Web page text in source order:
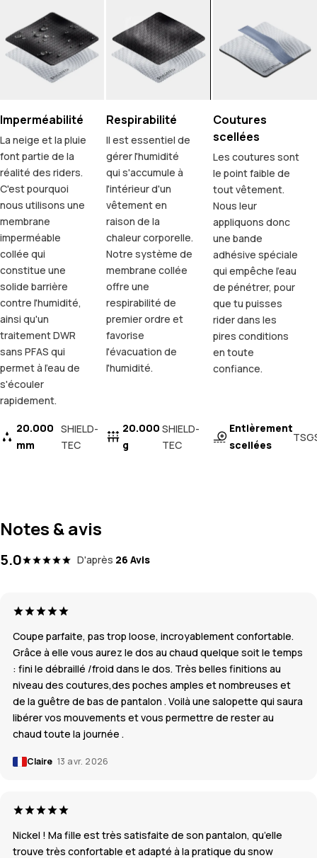
Imperméabilité
La neige et la pluie
font partie de la
réalité des riders.
C'est pourquoi
nous utilisons une
membrane
imperméable
collée qui
constitue une
solide barrière
contre l'humidité,
ainsi qu'un
traitement DWR
sans PFAS qui
permet à l'eau de
s'écouler
rapidement.
20.000
mm
SHIELD-
TEC
Respirabilité
Il est essentiel de
gérer l'humidité
qui s'accumule à
l'intérieur d'un
vêtement en
raison de la
chaleur corporelle.
Notre système de
membrane collée
offre une
respirabilité de
premier ordre et
favorise
l'évacuation de
l'humidité.
20.000
g
SHIELD-
TEC
Coutures
scellées
Les coutures sont
le point faible de
tout vêtement.
Nous leur
appliquons donc
une bande
adhésive spéciale
qui empêche l'eau
de pénétrer, pour
que tu puisses
rider dans les
pires conditions
en toute
confiance.
Entièrement
scellées
Notes & avis
5.0 D'après 26 Avis
Coupe parfaite, pas trop loose, incroyablement confortable.
Grâce à elle vous aurez le dos au chaud quelque soit le temps
: fini le débraillé /froid dans le dos. Très belles finitions au
niveau des coutures,des poches amples et nombreuses et
de la guêtre de bas de pantalon . Voilà une salopette qui saura
libérer vos mouvements et vous permettre de rester au
chaud toute la journée .
Claire 13 avr. 2026
Nickel ! Ma fille est très satisfaite de son pantalon, qu’elle
trouve très confortable et adapté à la pratique du snow